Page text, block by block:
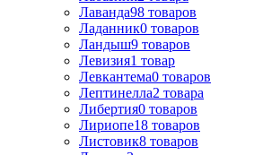
Лаванда98 товаров
Ладанник0 товаров
Ландыш9 товаров
Левизия1 товар
Левкантема0 товаров
Лептинелла2 товара
Либертия0 товаров
Лириопе18 товаров
Листовик8 товаров